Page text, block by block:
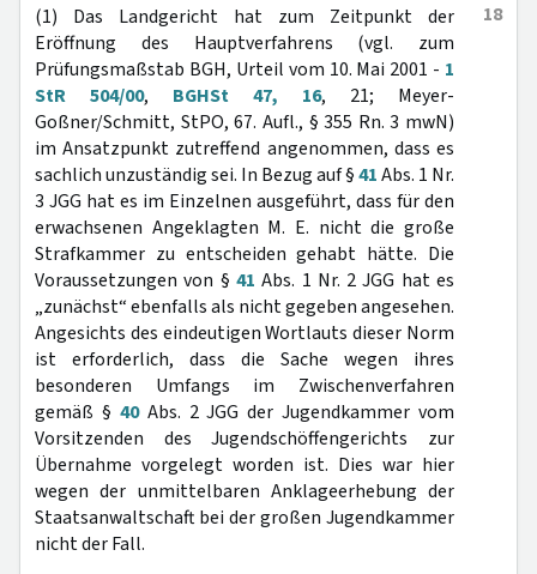
18
(1) Das Landgericht hat zum Zeitpunkt der
Eröffnung des Hauptverfahrens (vgl. zum
Prüfungsmaßstab BGH, Urteil vom 10. Mai 2001 - 1
StR 504/00, BGHSt 47, 16, 21; Meyer-
Goßner/Schmitt, StPO, 67. Aufl., § 355 Rn. 3 mwN)
im Ansatzpunkt zutreffend angenommen, dass es
sachlich unzuständig sei. In Bezug auf §41Abs. 1 Nr.
3 JGG hat es im Einzelnen ausgeführt, dass für den
erwachsenen Angeklagten M. E. nicht die große
Strafkammer zu entscheiden gehabt hätte. Die
Voraussetzungen von § 41 Abs. 1 Nr. 2 JGG hat es
„zunächst“ ebenfalls als nicht gegeben angesehen.
Angesichts des eindeutigen Wortlauts dieser Norm
ist erforderlich, dass die Sache wegen ihres
besonderen Umfangs im Zwischenverfahren
gemäß § 40Abs. 2 JGG der Jugendkammer vom
Vorsitzenden des Jugendschöffengerichts zur
Übernahme vorgelegt worden ist. Dies war hier
wegen der unmittelbaren Anklageerhebung der
Staatsanwaltschaft bei der großen Jugendkammer
nicht der Fall.